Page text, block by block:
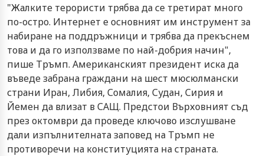
"Жалките терористи трябва да се третират много
по-остро. Интернет е основният им инструмент за
набиране на поддръжници и трябва да прекъснем
това и да го използваме по най-добрия начин",
пише Тръмп. Американският президент иска да
въведе забрана граждани на шест мюсюлмански
страни Иран, Либия, Сомалия, Судан, Сирия и
Йемен да влизат в САЩ. Предстои Върховният съд
през октомври да проведе ключово изслушване
дали изпълнителната заповед на Тръмп не
противоречи на конституцията на страната.